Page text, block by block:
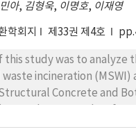
아, 김형욱, 이명호, 이재영
학회지 제33권 제4호
this study was to
waste incineration
Concrete and
results, both samples